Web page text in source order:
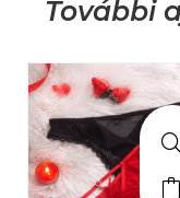
További